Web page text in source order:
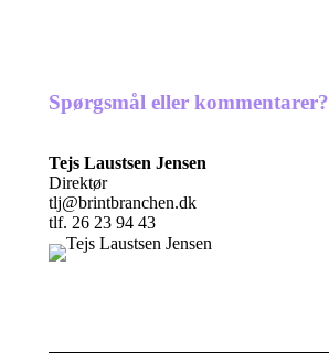
Spørgsmål eller kommentarer?
Tejs Laustsen Jensen
Direktør
tlj@brintbranchen.dk
tlf. 26 23 94 43